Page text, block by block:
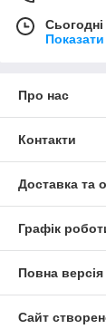
Про нас
Контакти
Доставка та
Графік
Повна версія
Сайт